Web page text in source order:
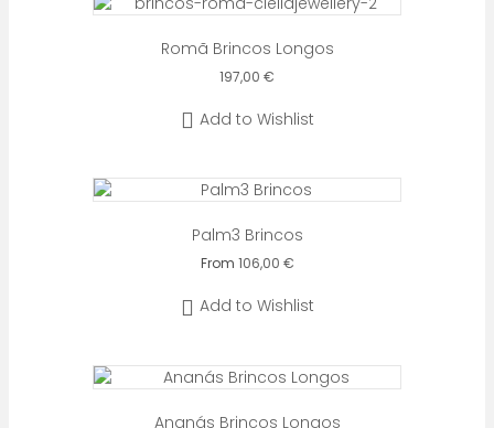
Romã Brincos Longos
197,00 €
Add to Wishlist
Palm3 Brincos
From 106,00 €
produto
variantes.
opções
Add to Wishlist
Ananás Brincos Longos